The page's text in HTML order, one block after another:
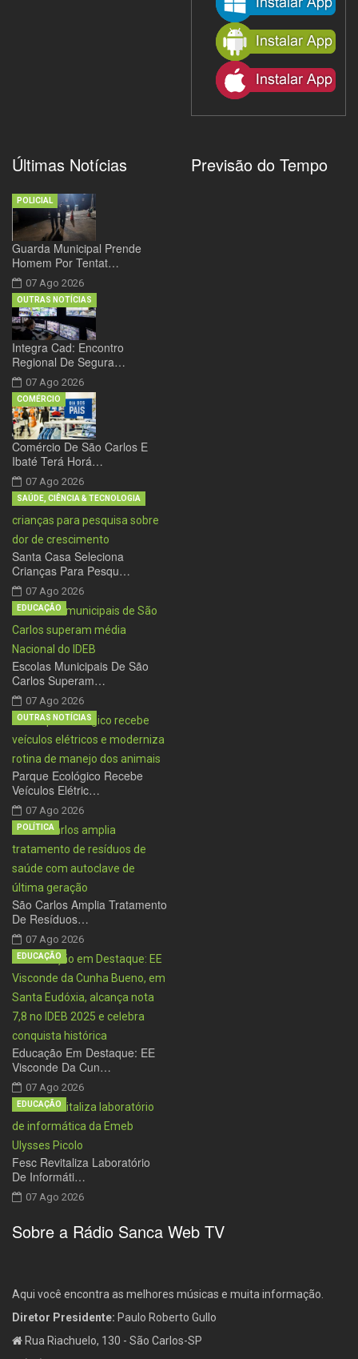
Últimas Notícias
Guarda Municipal Prende
Homem Por Tentat…
07 Ago 2026
POLICIAL
Integra Cad: Encontro
Regional De Segura…
07 Ago 2026
OUTRAS NOTÍCIAS
Comércio De São Carlos E
Ibaté Terá Horá…
07 Ago 2026
COMÉRCIO
Santa Casa Seleciona
Crianças Para Pesqu…
07 Ago 2026
SAÚDE, CIÊNCIA & TECNOLOGIA
Escolas Municipais De São
Carlos Superam…
07 Ago 2026
EDUCAÇÃO
Parque Ecológico Recebe
Veículos Elétric…
07 Ago 2026
OUTRAS NOTÍCIAS
São Carlos Amplia Tratamento
De Resíduos…
07 Ago 2026
POLÍTICA
Educação Em Destaque: EE
Visconde Da Cun…
07 Ago 2026
EDUCAÇÃO
Fesc Revitaliza Laboratório
De Informáti…
07 Ago 2026
EDUCAÇÃO
Previsão do Tempo
Sobre a Rádio Sanca Web TV
Aqui você encontra as melhores músicas e muita informação.
Diretor Presidente: Paulo Roberto Gullo
Rua Riachuelo, 130 - São Carlos-SP